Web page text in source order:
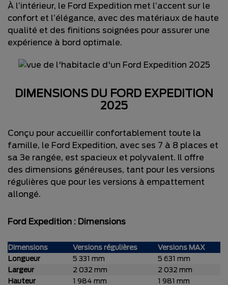
À l’intérieur, le Ford Expedition met l’accent sur le
confort et l’élégance, avec des matériaux de haute
qualité et des finitions soignées pour assurer une
expérience à bord optimale.
DIMENSIONS DU FORD EXPEDITION
2025
Conçu pour accueillir confortablement toute la
famille, le Ford Expedition, avec ses 7 à 8 places et
sa 3e rangée, est spacieux et polyvalent. Il offre
des dimensions généreuses, tant pour les versions
régulières que pour les versions à empattement
allongé.
Ford Expedition : Dimensions
Dimensions Versions régulières
Versions MAX
Longueur
5 331 mm
5 631 mm
Largeur
2 032 mm
2 032 mm
Hauteur
1 984 mm 1 981 mm